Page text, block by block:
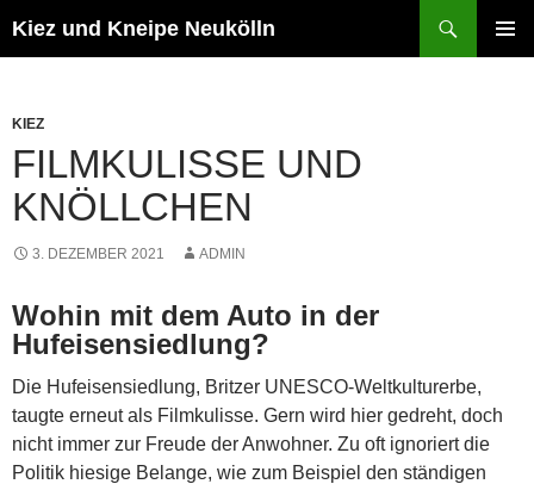
Inhalt
Kiez und Kneipe Neukölln
KIEZ
FILMKULISSE UND
KNÖLLCHEN
3. DEZEMBER 2021 ADMIN
Wohin mit dem Auto in der
Hufeisensiedlung?
Die Hufeisensiedlung, Britzer UNESCO-Weltkulturerbe,
taugte erneut als Filmkulisse. Gern wird hier gedreht, doch
nicht immer zur Freude der Anwohner. Zu oft ignoriert die
Politik hiesige Belange, wie zum Beispiel den ständigen